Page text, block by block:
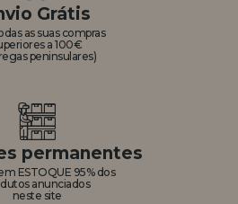
Grátis
as suas compras
a 100€
peninsulares)
permanentes
ESTOQUE 95% dos
anunciados
neste site